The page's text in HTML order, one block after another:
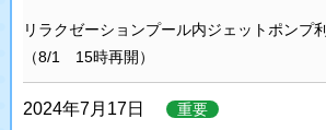
リラクゼーションプール内ジェットポンプ
（8/1 15時再開）
2024年7月17日 重要